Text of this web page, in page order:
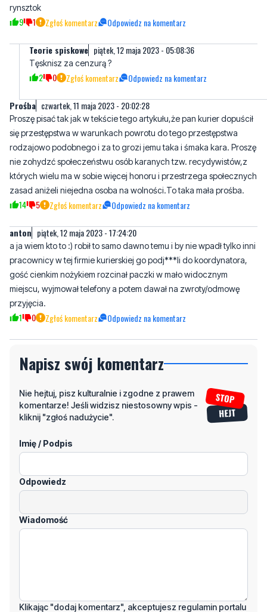
Bvc czwartek, 11 maja 2023 - 17:40:29
Admin! Weź kasuj komentarze o polityce,to nie miejsce na to.
rynsztok
1 Zgłoś komentarz Odpowiedz na komentarz
Tęsknisz za cenzurą ?
2 0 Zgłoś komentarz Odpowiedz na komentarz
Prośba czwartek, 11 maja 2023 - 20:02:28
Proszę pisać tak jak w tekście tego artykułu,że pan kurier dopuścił
się przestępstwa w warunkach powrotu do tego przestępstwa
rodzajowo podobnego i za to grozi jemu taka i śmaka kara. Proszę
nie zohydzć społeczeństwu osób karanych tzw. recydywistów,z
zasad aniżeli niejedna osoba na wolności.To taka mała prośba.
14 5 Zgłoś komentarz Odpowiedz na komentarz
anton piątek, 12 maja 2023 - 17:24:20
a ja wiem kto to :) robił to samo dawno temu i by nie wpadł tylko inni
pracownicy w tej firmie kurierskiej go podj***li do koordynatora,
gość cienkim nożykiem rozcinał paczki w mało widocznym
1 0 Zgłoś komentarz Odpowiedz na komentarz
Napisz swój komentarz
komentarze! Jeśli widzisz niestosowny wpis -
Imię / Podpis
Odpowiedz